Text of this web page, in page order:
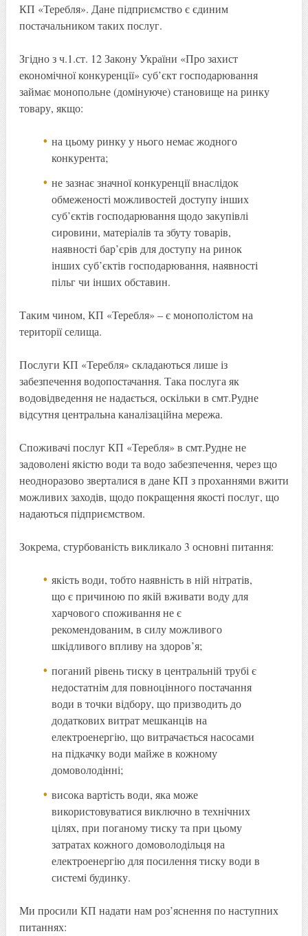
КП «Теребля». Дане підприємство є єдиним
постачальником таких послуг.
Згідно з ч.1.ст. 12 Закону України «Про захист
економічної конкуренції» суб’єкт господарювання
займає монопольне (домінуюче) становище на ринку
товару, якщо:
на цьому ринку у нього немає жодного
конкурента;
не зазнає значної конкуренції внаслідок
обмеженості можливостей доступу інших
суб’єктів господарювання щодо закупівлі
сировини, матеріалів та збуту товарів,
наявності бар’єрів для доступу на ринок
інших суб’єктів господарювання, наявності
пільг чи інших обставин.
Таким чином, КП «Теребля» – є монополістом на
території селища.
Послуги КП «Теребля» складаються лише із
забезпечення водопостачання. Така послуга як
водовідведення не надається, оскільки в смт.Рудне
відсутня центральна каналізаційна мережа.
Споживачі послуг КП «Теребля» в смт.Рудне не
задоволені якістю води та водо забезпечення, через що
неодноразово зверталися в дане КП з проханнями вжити
можливих заходів, щодо покращення якості послуг, що
надаються підприємством.
Зокрема, стурбованість викликало 3 основні питання:
якість води, тобто наявність в ній нітратів,
що є причиною по якій вживати воду для
харчового споживання не є
рекомендованим, в силу можливого
шкідливого впливу на здоров’я;
поганий рівень тиску в центральній трубі є
недостатнім для повноцінного постачання
води в точки відбору, що призводить до
додаткових витрат мешканців на
електроенергію, що витрачається насосами
на підкачку води майже в кожному
домоволодінні;
висока вартість води, яка може
використовуватися виключно в технічних
цілях, при поганому тиску та при цьому
затратах кожного домоволодільця на
електроенергію для посилення тиску води в
системі будинку.
Ми просили КП надати нам роз’яснення по наступних
питаннях: